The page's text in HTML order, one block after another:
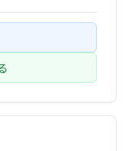
の容易な導入が可